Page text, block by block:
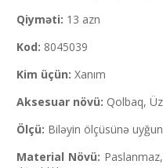
Qiyməti: 13 azn
Kod: 8045039
Kim üçün: Xanım
Aksesuar növü: Qolbaq,
Ölçü: Biləyin ölçüsünə
Material Növü: